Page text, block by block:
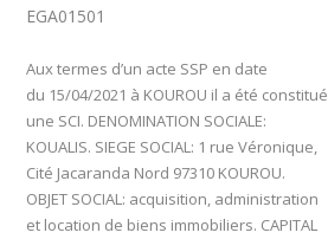
EGA01501
Aux termes d’un acte SSP en date
du 15/04/2021 à KOUROU il a été constitué
une SCI. DENOMINATION SOCIALE:
KOUALIS. SIEGE SOCIAL: 1 rue Véronique,
Cité Jacaranda Nord 97310 KOUROU.
OBJET SOCIAL: acquisition, administration
et location de biens immobiliers. CAPITAL